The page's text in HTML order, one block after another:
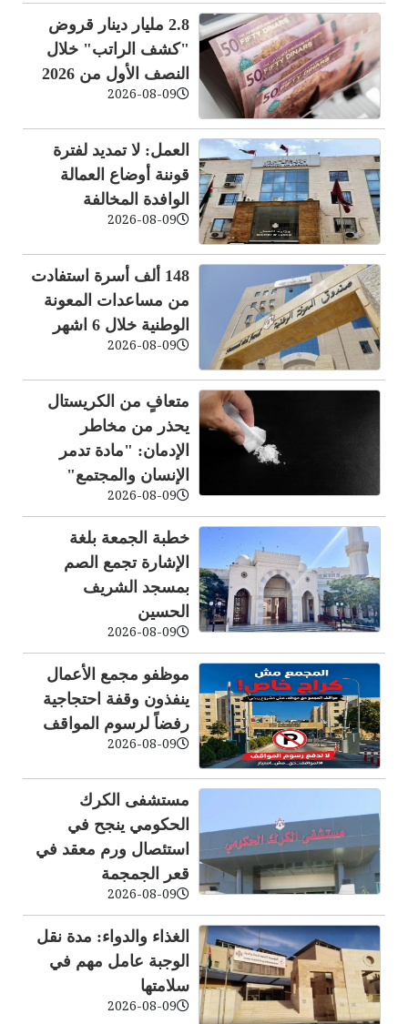
2.8 مليار دينار قروض
"كشف الراتب" خلال
النصف الأول من 2026
2026-08-09
العمل: لا تمديد لفترة
قوننة أوضاع العمالة
الوافدة المخالفة
2026-08-09
148 ألف أسرة استفادت
من مساعدات المعونة
الوطنية خلال 6 اشهر
2026-08-09
متعافٍ من الكريستال
يحذر من مخاطر
الإدمان: "مادة تدمر
الإنسان والمجتمع"
2026-08-09
خطبة الجمعة بلغة
الإشارة تجمع الصم
بمسجد الشريف
الحسين
2026-08-09
موظفو مجمع الأعمال
ينفذون وقفة احتجاجية
رفضاً لرسوم المواقف
2026-08-09
مستشفى الكرك
الحكومي ينجح في
استئصال ورم معقد في
قعر الجمجمة
2026-08-09
الغذاء والدواء: مدة نقل
الوجبة عامل مهم في
سلامتها
2026-08-09